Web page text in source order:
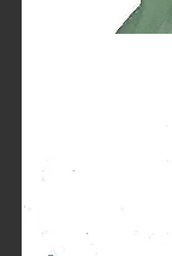
«Бусинка»